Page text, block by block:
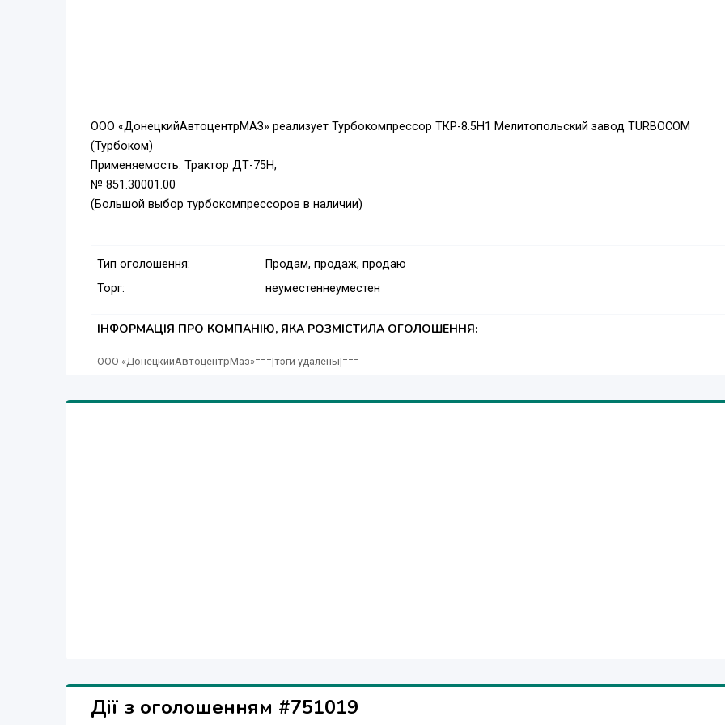
ООО «ДонецкийАвтоцентрМАЗ» реализует Турбокомпрессор ТКР-8.5Н1 Мелитопольский завод TURBOCOM
(Турбоком)
Применяемость: Трактор ДТ-75Н,
№ 851.30001.00
(Большой выбор турбокомпрессоров в наличии)
Тип оголошення:
Продам, продаж, продаю
Торг:
неуместеннеуместен
ІНФОРМАЦІЯ ПРО КОМПАНІЮ, ЯКА РОЗМІСТИЛА ОГОЛОШЕННЯ:
ООО «ДонецкийАвтоцентрМаз»===|тэги удалены|===
Дії з оголошенням #751019